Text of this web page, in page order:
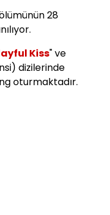
28
Kiss" ve
dizilerinde
oturmaktadır.